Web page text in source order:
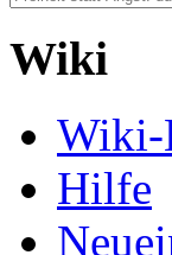
Wiki
Wiki-
Hilfe